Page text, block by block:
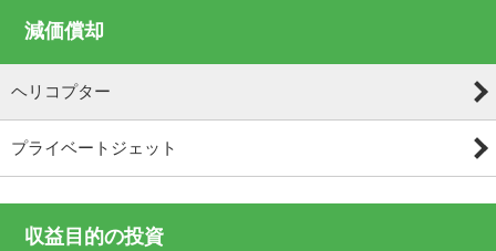
減価償却
ヘリコプター
プライベートジェット
収益目的の投資